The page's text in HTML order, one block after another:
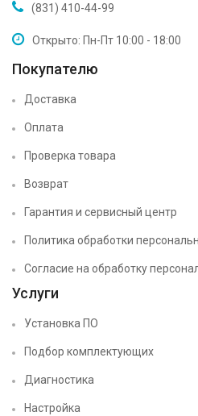
(831) 410-44-99
Открыто: Пн-Пт 10:00 - 18:00
Покупателю
Доставка
Оплата
Проверка товара
Возврат
Гарантия и сервисный центр
Политика обработки
Согласие на обработку
Услуги
Установка ПО
Подбор комплектующих
Диагностика
Настройка